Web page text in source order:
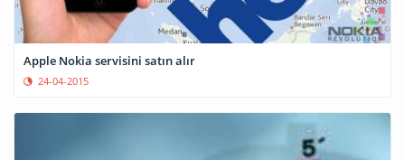
Apple Nokia servisini satın alır
24-04-2015